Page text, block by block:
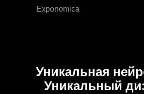
Exponomica
Уникальная
Уникальный